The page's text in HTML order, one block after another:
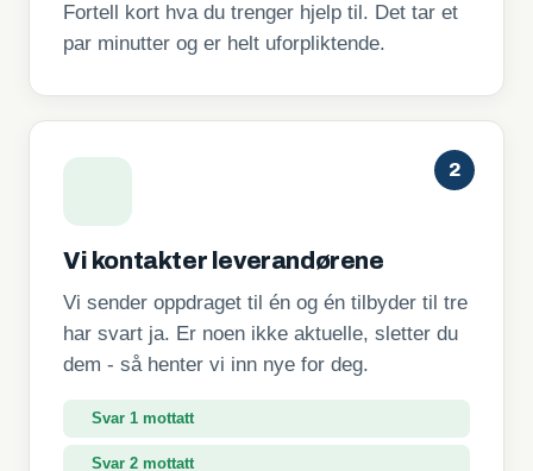
Fortell kort hva du trenger hjelp til. Det tar et
par minutter og er helt uforpliktende.
2
Vi kontakter leverandørene
Vi sender oppdraget til én og én tilbyder til tre
har svart ja. Er noen ikke aktuelle, sletter du
dem - så henter vi inn nye for deg.
Svar 1 mottatt
Svar 2 mottatt